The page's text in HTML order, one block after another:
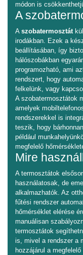
módon is
A
A szobatermosztát
irodákban. Ezek a
beállításában, így
hálószobákban
programozható, ami
rendszert, hogy
felkelünk, vagy
A szobatermosztátok
amelyek
rendszerekkel is
teszik, hogy
például
megfelelő
Mire
A termosztátok
használatosak, de
alkalmazhatók. Az
fűtési rendszer
hőmérséklet elérése
manuálisan
termosztátok
is, mivel a rendszer a
hozzájárul a